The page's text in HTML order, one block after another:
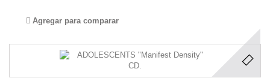
Agregar para comparar